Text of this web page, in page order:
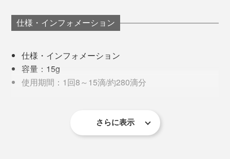
【レッドティー】
です。
組み合わせで混ざり合っても、まとまるように調香され
ているということ。
ー」、寝室で「バニラ」を香らせてみましたが、その間
の廊下が絶妙にいい香り！この体験も初めてです。
仕様・インフォメーション
仕様・インフォメーション
容量：15g
使用期間：1回8～15滴/約280滴分
パッケージの高さ：4x4x9.5cm
さらに表示